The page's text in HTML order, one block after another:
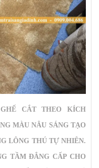
CẮT THEO KÍCH
MÀU NÂU SÁNG TẠO
LÔNG THÚ TỰ NHIÊN.
TẦM ĐẲNG CẤP CHO